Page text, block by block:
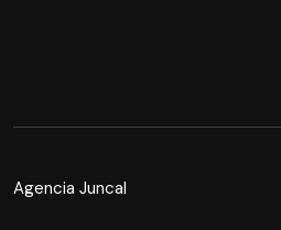
Agencia Juncal